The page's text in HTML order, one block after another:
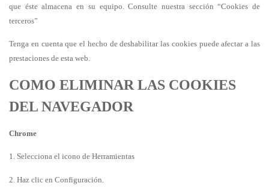
que éste almacena en su equipo. Consulte nuestra sección “Cookies de
terceros”
Tenga en cuenta que el hecho de deshabilitar las cookies puede afectar a las
prestaciones de esta web.
COMO ELIMINAR LAS COOKIES
DEL NAVEGADOR
Chrome
1. Selecciona el icono de Herramientas
2. Haz clic en Configuración.